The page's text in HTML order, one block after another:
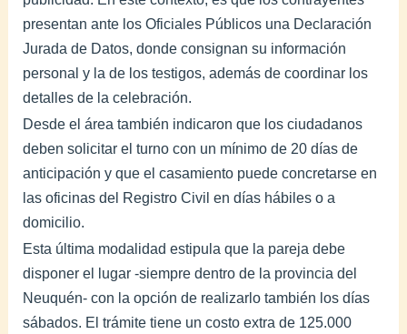
presentan ante los Oficiales Públicos una Declaración
Jurada de Datos, donde consignan su información
personal y la de los testigos, además de coordinar los
detalles de la celebración.
Desde el área también indicaron que los ciudadanos
deben solicitar el turno con un mínimo de 20 días de
anticipación y que el casamiento puede concretarse en
las oficinas del Registro Civil en días hábiles o a
domicilio.
Esta última modalidad estipula que la pareja debe
disponer el lugar -siempre dentro de la provincia del
Neuquén- con la opción de realizarlo también los días
sábados. El trámite tiene un costo extra de 125.000